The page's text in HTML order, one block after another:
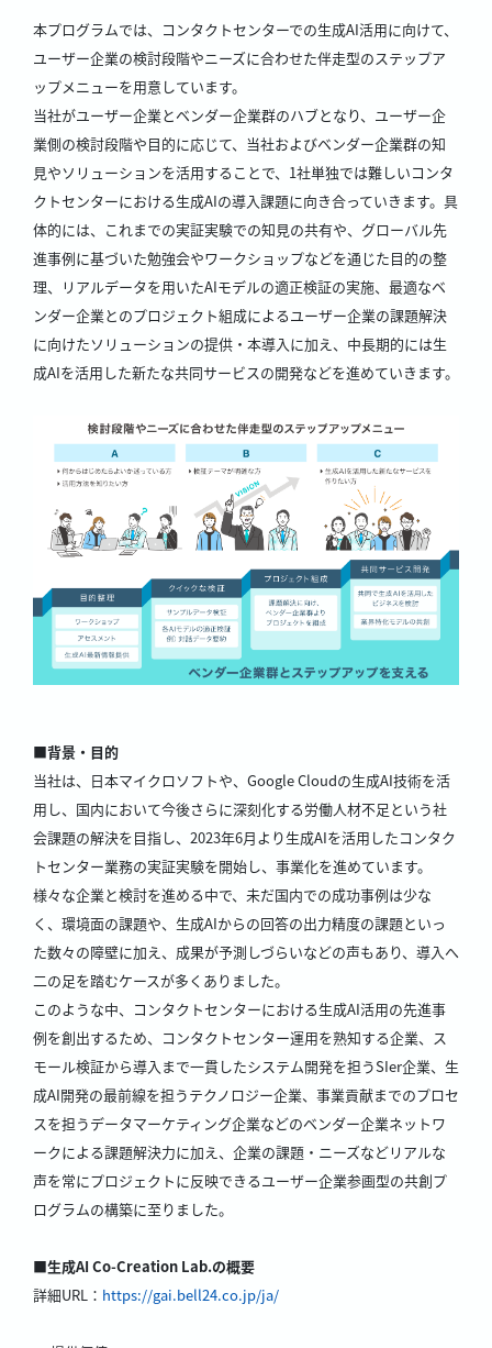
本プログラムでは、コンタクトセンターでの生成AI活用に向けて、
ユーザー企業の検討段階やニーズに合わせた伴走型のステップア
ップメニューを用意しています。
当社がユーザー企業とベンダー企業群のハブとなり、ユーザー企
業側の検討段階や目的に応じて、当社およびベンダー企業群の知
見やソリューションを活用することで、1社単独では難しいコンタ
クトセンターにおける生成AIの導入課題に向き合っていきます。具
体的には、これまでの実証実験での知見の共有や、グローバル先
進事例に基づいた勉強会やワークショップなどを通じた目的の整
理、リアルデータを用いたAIモデルの適正検証の実施、最適なベ
ンダー企業とのプロジェクト組成によるユーザー企業の課題解決
に向けたソリューションの提供・本導入に加え、中長期的には生
成AIを活用した新たな共同サービスの開発などを進めていきます。
■背景・目的
当社は、日本マイクロソフトや、Google Cloudの生成AI技術を活
用し、国内において今後さらに深刻化する労働人材不足という社
会課題の解決を目指し、2023年6月より生成AIを活用したコンタク
トセンター業務の実証実験を開始し、事業化を進めています。
様々な企業と検討を進める中で、未だ国内での成功事例は少な
く、環境面の課題や、生成AIからの回答の出力精度の課題といっ
た数々の障壁に加え、成果が予測しづらいなどの声もあり、導入へ
二の足を踏むケースが多くありました。
このような中、コンタクトセンターにおける生成AI活用の先進事
例を創出するため、コンタクトセンター運用を熟知する企業、ス
モール検証から導入まで一貫したシステム開発を担うSIer企業、生
成AI開発の最前線を担うテクノロジー企業、事業貢献までのプロセ
スを担うデータマーケティング企業などのベンダー企業ネットワ
ークによる課題解決力に加え、企業の課題・ニーズなどリアルな
声を常にプロジェクトに反映できるユーザー企業参画型の共創プ
ログラムの構築に至りました。
■生成AI Co-Creation Lab.の概要
詳細URL： https://gai.bell24.co.jp/ja/